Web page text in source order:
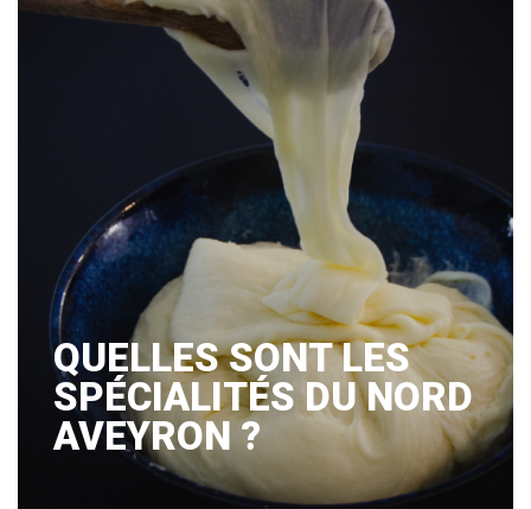
QUELLES SONT LES
SPÉCIALITÉS DU NORD
AVEYRON ?